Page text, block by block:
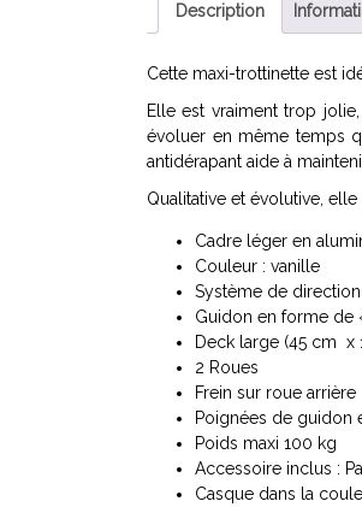
Description
Cette maxi-trottinette est
Elle est vraiment trop
évoluer en même temps
antidérapant aide à
Qualitative et évolutive,
Cadre léger en
Couleur : vanille
Système de
Guidon en forme de
Deck large (45 cm x
2 Roues
Frein sur roue arrière
Poignées de guidon
Poids maxi 100 kg
Accessoire inclus :
Casque dans la